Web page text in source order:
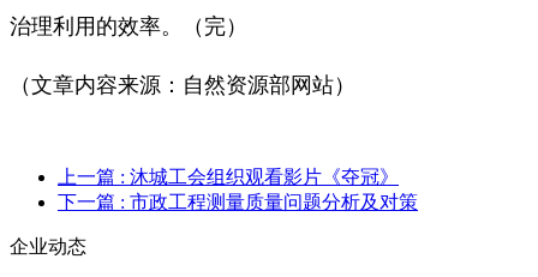
治理利用的效率。
（完）
（文章内容来源： 自然资源部网站）
上一篇 : 沐城工会组织观看影片《夺冠》
下一篇 : 市政工程测量质量问题分析及对策
企业动态